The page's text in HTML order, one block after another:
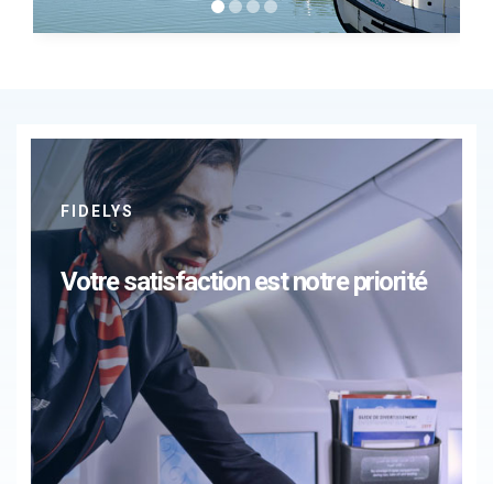
FIDELYS
Votre satisfaction est notre priorité